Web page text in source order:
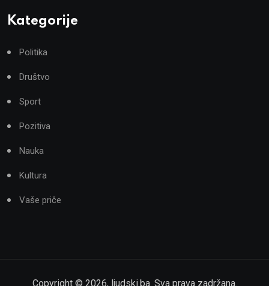
Kategorije
Politika
Društvo
Sport
Pozitiva
Nauka
Kultura
Vaše priče
Copyright © 2026, ljudski.ba. Sva prava zadržana.